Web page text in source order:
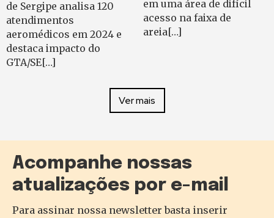
de Sergipe analisa 120
atendimentos
aeromédicos em 2024 e
destaca impacto do
GTA/SE[…]
em uma área de difícil
acesso na faixa de
areia[…]
Ver mais
Acompanhe nossas
atualizações por e-mail
Para assinar nossa newsletter basta inserir